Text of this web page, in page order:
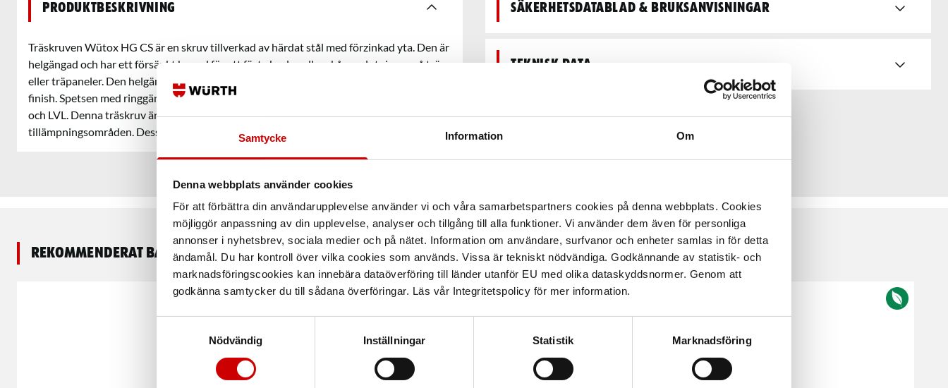
Samtycke Information Om
Denna webbplats använder cookies
För att förbättra din användarupplevelse använder vi och våra samarbetspartners cookies på denna webbplats. Cookies
möjliggör anpassning av din upplevelse, analyser och tillgång till alla funktioner. Vi använder dem även för personliga
annonser i nyhetsbrev, sociala medier och på nätet. Information om användare, surfvanor och enheter samlas in för detta
ändamål. Du har kontroll över vilka cookies som används. Vissa är tekniskt nödvändiga. Godkännande av statistik- och
marknadsföringscookies kan innebära dataöverföring till länder utanför EU med olika dataskyddsnormer. Genom att
godkänna samtycker du till sådana överföringar. Läs vår Integritetspolicy för mer information.
Nödvändig
Inställningar Statistik Marknadsföring
Produktbeskrivning
Träskruven Wütox HG CS är en skruv tillverkad av härdat stål med förzinkad yta. Den är
helgängad och har ett försänkt huvud för att fästa beslag eller skåpanslutningar på trä
eller träpaneler. Den helgängade skruven har en försänkt skalle för en ren och snygg
finish. Spetsen med ringgänga gör det enkelt att skruva i mjukt trä, spånskivor, hårdträ
och LVL. Denna träskruv är lämplig för användning inom en mängd olika
tillämpningsområden. Dessutom är den RoHS-kompatibel och Krom 6 fri.
Säkerhetsdatablad & bruksanvisningar
Teknisk data
Rekommenderat baserat på vald produkt